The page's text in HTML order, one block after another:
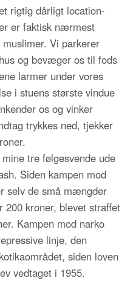
rigtig dårligt location-
er faktisk nærmest
Vi parkerer
og bevæger os til fods
larmer under vores
i stuens største vindue
os og vinker
trykkes ned, tjekker
tre følgesvende ude
Siden kampen mod
selv de små mængder
200 kroner, blevet straffet
Kampen mod narko
linje, den
siden loven
vedtaget i 1955.